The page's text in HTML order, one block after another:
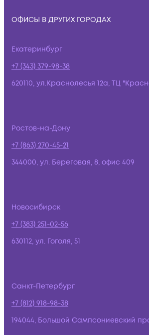
ОФИСЫ В ДРУГИХ ГОРОДАХ
Екатеринбург
+7 (343) 379-98-38
620110, ул.Краснолесья 12а, ТЦ
Ростов-на-Дону
+7 (863) 270-45-21
344000, ул. Береговая, 8, офис 409
Новосибирск
+7 (383) 251-02-56
630112, ул. Гоголя, 51
Санкт-Петербург
+7 (812) 918-98-38
194044, Большой Сампсониевский